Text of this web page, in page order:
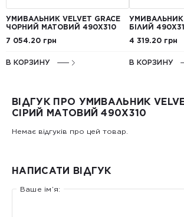
УМИВАЛЬНИК VELVET GRACE
ЧОРНИЙ МАТОВИЙ 490X310
7 054.20 грн
В КОРЗИНУ
УМИВАЛЬНИК
БІЛИЙ
4 319.20 грн
В КОРЗИНУ
ВІДГУК ПРО УМИВАЛЬНИК
СІРИЙ МАТОВИЙ 490X310
Немає відгуків про цей товар.
НАПИСАТИ ВІДГУК
Ваше ім’я: